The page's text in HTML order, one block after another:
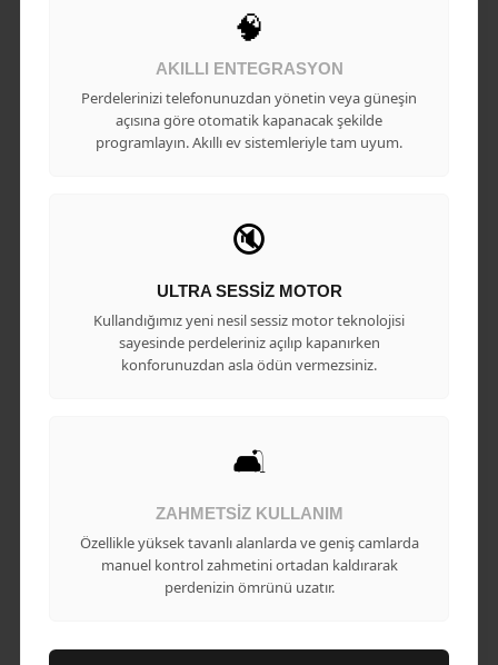
🧠
AKILLI ENTEGRASYON
Perdelerinizi telefonunuzdan yönetin veya güneşin
açısına göre otomatik kapanacak şekilde
programlayın. Akıllı ev sistemleriyle tam uyum.
🔇
ULTRA SESSIZ MOTOR
Kullandığımız yeni nesil sessiz motor teknolojisi
sayesinde perdeleriniz açılıp kapanırken
konforunuzdan asla ödün vermezsiniz.
🛋️
ZAHMETSIZ KULLANIM
Özellikle yüksek tavanlı alanlarda ve geniş camlarda
manuel kontrol zahmetini ortadan kaldırarak
perdenizin ömrünü uzatır.